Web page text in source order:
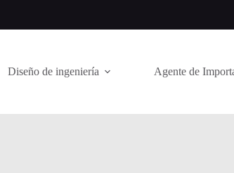
Diseño de ingeniería Agente de